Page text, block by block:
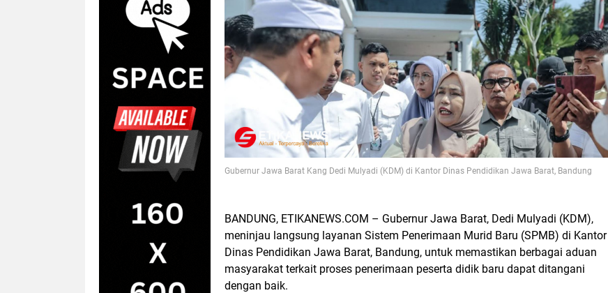
Gubernur Jawa Barat Kang Dedi Mulyadi (KDM) di Kantor Dinas Pendidikan Jawa Barat, Bandung
BANDUNG, ETIKANEWS.COM – Gubernur Jawa Barat, Dedi Mulyadi (KDM),
meninjau langsung layanan Sistem Penerimaan Murid Baru (SPMB) di Kantor
Dinas Pendidikan Jawa Barat, Bandung, untuk memastikan berbagai aduan
masyarakat terkait proses penerimaan peserta didik baru dapat ditangani
dengan baik.